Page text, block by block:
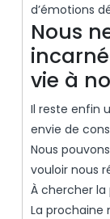
d’émotions
Nous
vie à
Il reste enfin
envie de
Nous
vouloir nous
À chercher la
La prochaine